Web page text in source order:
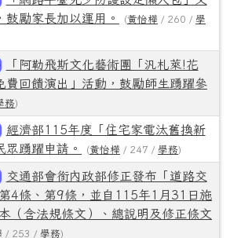
鼓勵家長加以運用。
(黃怡樺 / 260 / 學
「阿勒飛斯文化藝術團「汎札萊!花
費回饋演出」活動，鼓勵師生踴躍參
務)
經濟部115年度「住宅家電汰舊換新
眾踴躍申請。
(黃怡樺 / 247 / 學務)
交通部會銜內政部修正發布「道路交
4條、第9條，並自115年1月31日施
（含法規條文）、總說明及修正條文
/ 253 / 學務)